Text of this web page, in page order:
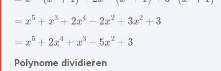
= 5 + 3 + x 4+ 2 x2 +3 x 2+
=
+ 2 4 +x 3 +5
Polynome dividieren